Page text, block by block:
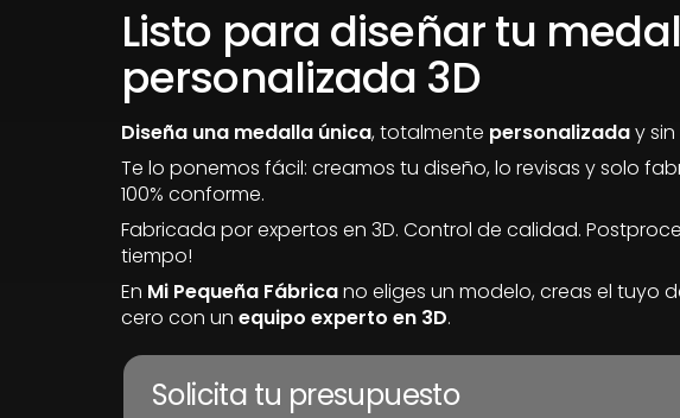
Listo para diseñar tu
personalizada 3D
Diseña una medalla única, totalmente personalizaday
Te lo ponemos fácil: creamos tu diseño, lo revisas y solo
100% conforme.
Fabricada por expertos en 3D. Control de calidad.
tiempo!
En Mi Pequeña Fábricano eliges un modelo, creas el tuyo
cero con un equipo experto en 3D.
Solicita tu presupuesto